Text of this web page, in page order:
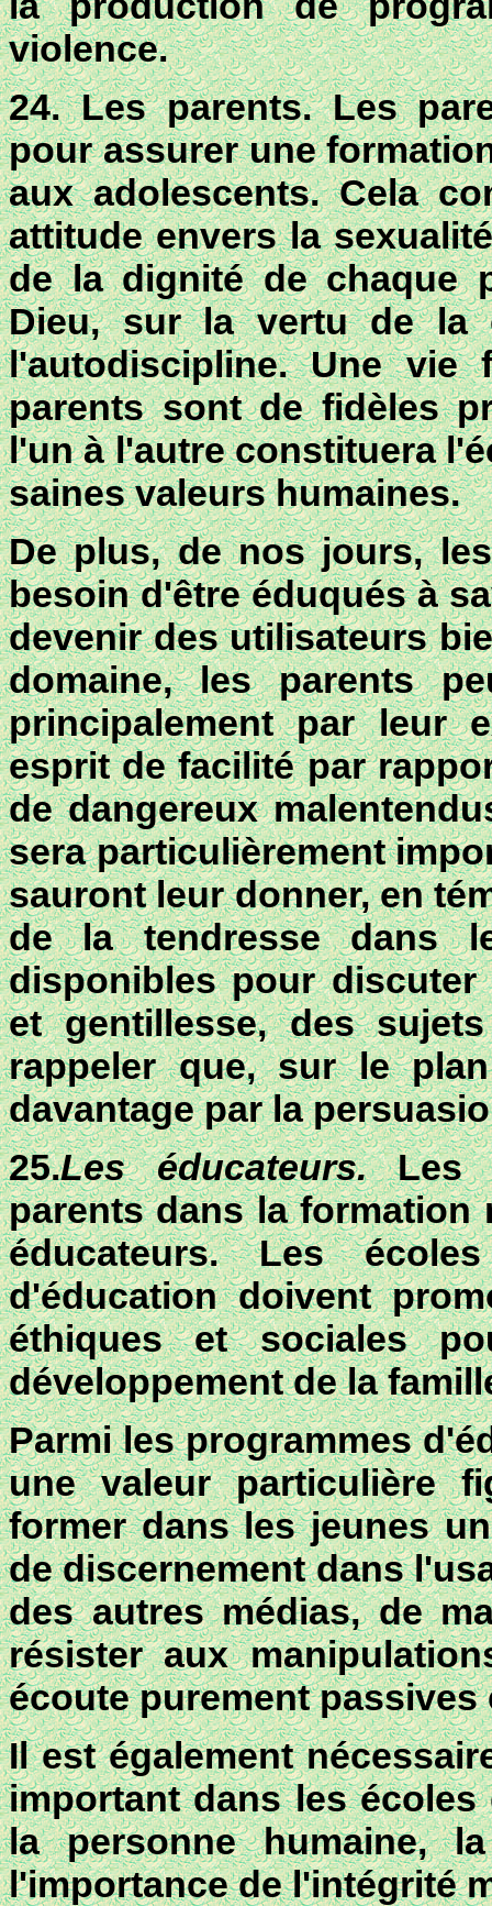
violence.
24. Les parents. Les
pour assurer une
aux adolescents. Cela
attitude envers la
de la dignité de chaque
Dieu, sur la vertu de la
l'autodiscipline. Une vie
parents sont de fidèles
l'un à l'autre constituera
saines valeurs humaines.
De plus, de nos jours,
besoin d'être éduqués à
devenir des utilisateurs
domaine, les parents
principalement par leur
esprit de facilité par
de dangereux
sera particulièrement
sauront leur donner, en
de la tendresse dans
disponibles pour discuter
et gentillesse, des
rappeler que, sur le
davantage par la
25.Les éducateurs.Les
parents dans la formation
éducateurs. Les
d'éducation doivent
éthiques et sociales
développement de la
Parmi les programmes
une valeur particulière
former dans les jeunes
de discernement dans
des autres médias, de
résister aux
écoute purement
Il est également
important dans les
la personne humaine,
l'importance de l'intégrité